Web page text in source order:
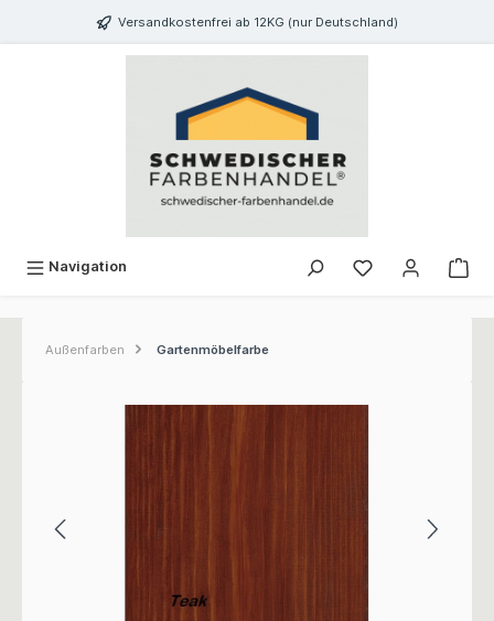
springen Versandkostenfrei ab 12KG (nur Deutschland)
Navigation
Außenfarben Gartenmöbelfarbe